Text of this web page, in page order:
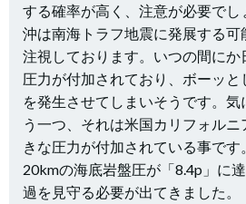
する確率が高く、注意が必要でし
沖は南海トラフ地震に発展する可
注視しております。いつの間にか
圧力が付加されており、ボーッ
を発生させてしまいそうです。気
う一つ、それは米国カリフォル
きな圧力が付加されている事で
20kmの海底岩盤圧が「8.4p」に
過を見守る必要が出てきました。